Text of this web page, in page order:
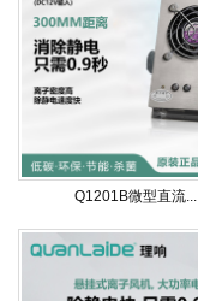
Q1201B微型直流...